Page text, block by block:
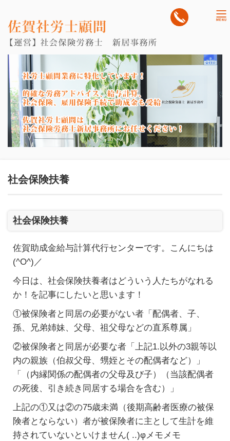
社会保険扶養
社会保険扶養
佐賀助成金給与計算代行センターです。こんにちは
(^O^)／
今日は、社会保険扶養者はどういう人たちがなれる
か！を記事にしたいと思います！
①被保険者と同居の必要がない者「配偶者、子、
孫、兄弟姉妹、父母、祖父母などの直系尊属」
②被保険者と同居が必要な者「上記1.以外の3親等以
内の親族（伯叔父母、甥姪とその配偶者など）」
「（内縁関係の配偶者の父母及び子）（当該配偶者
の死後、引き続き同居する場合を含む）」
上記の①又は②の75歳未満（後期高齢者医療の被保
険者とならない）者が被保険者に主として生計を維
持されていないといけません( ..)φメモメモ